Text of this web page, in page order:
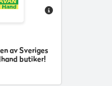
av Sveriges
butiker!